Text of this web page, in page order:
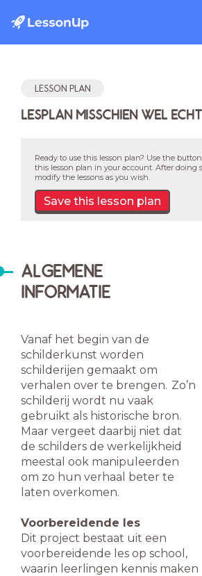
LESSON PLAN
LESPLAN MISSCHIEN WEL
Ready to use this lesson plan? Use the
this lesson plan in your account. After doing
modify the lessons as you wish.
Save this lesson plan
ALGEMENE
INFORMATIE
Vanaf het begin van de
schilderkunst worden
schilderijen gemaakt om
verhalen over te brengen. Zo’n
schilderij wordt nu vaak
gebruikt als historische bron.
Maar vergeet daarbij niet dat
de schilders de werkelijkheid
meestal ook manipuleerden
om zo hun verhaal beter te
laten overkomen.
Voorbereidende les
Dit project bestaat uit een
voorbereidende les op school,
waarin leerlingen kennis maken